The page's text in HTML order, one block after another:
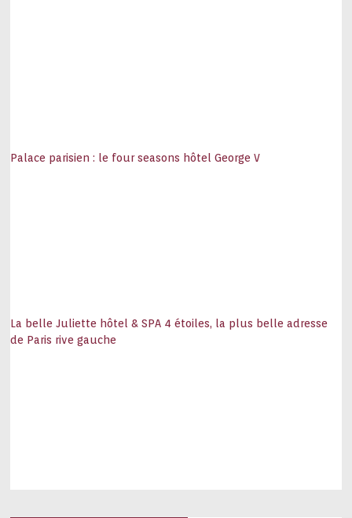
Palace parisien : le four seasons hôtel George V
La belle Juliette hôtel & SPA 4 étoiles, la plus belle adresse
de Paris rive gauche